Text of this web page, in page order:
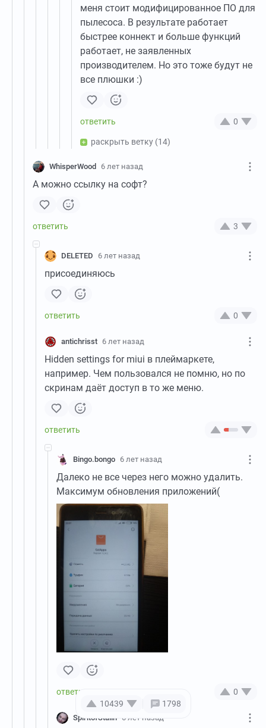
10439 1798
меня стоит модифицированное ПО для
пылесоса. В результате работает
быстрее коннект и больше функций
работает, не заявленных
производителем. Но это тоже будут не
все плюшки :)
0
раскрыть ветку (14)
WhisperWood 6 лет назад
А можно ссылку на софт?
3
DELETED 6 лет назад
присоединяюсь
0
antichrisst 6 лет назад
Hidden settings for miui в плеймаркете,
например. Чем пользовался не помню, но по
скринам даёт доступ в то же меню.
Bingo.bongo 6 лет назад
Далеко не все через него можно удалить.
Максимум обновления приложений(
0
SpiritofStalin 6 лет назад